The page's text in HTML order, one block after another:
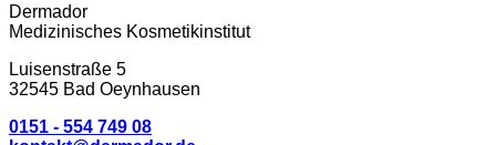
Dermador
Medizinisches Kosmetikinstitut
Luisenstraße 5
32545 Bad Oeynhausen
0151 - 554 749 08